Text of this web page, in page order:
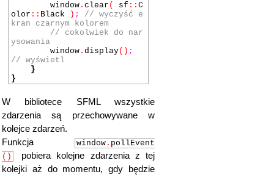
window . clear ( sf :: C
olor :: Black ) ; // wyczyść e
kran czarnym kolorem
// cokolwiek do nar
ysowania
window . display() ;
// wyświetl
}
}
W bibliotece SFML wszystkie
zdarzenia są przechowywane w
kolejce zdarzeń.
Funkcja
window . pollEvent
()
pobiera kolejne zdarzenia z tej
kolejki aż do momentu, gdy będzie